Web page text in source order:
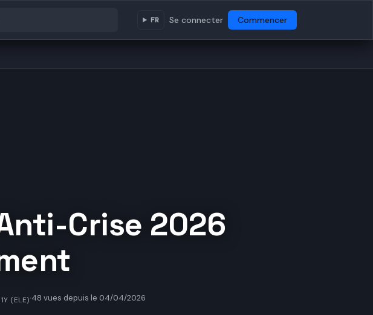
FR Se connecter Commencer
Crise 2026
(ELE)·48 vues depuis le 04/04/2026